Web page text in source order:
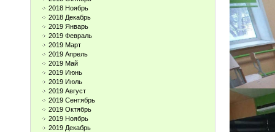
2018 Ноябрь
2018 Декабрь
2019 Январь
2019 Февраль
2019 Март
2019 Апрель
2019 Май
2019 Июнь
2019 Июль
2019 Август
2019 Сентябрь
2019 Октябрь
2019 Ноябрь
2019 Декабрь